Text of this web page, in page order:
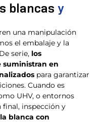
blancas y
una manipulación
el embalaje y la
serie, los
suministran en
para garantizar
Cuando es
UHV, o entornos
final, inspección y
blanca con